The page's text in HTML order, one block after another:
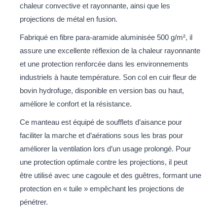
chaleur convective et rayonnante, ainsi que les
projections de métal en fusion.
Fabriqué en fibre para-aramide aluminisée 500 g/m², il
assure une excellente réflexion de la chaleur rayonnante
et une protection renforcée dans les environnements
industriels à haute température. Son col en cuir fleur de
bovin hydrofuge, disponible en version bas ou haut,
améliore le confort et la résistance.
Ce manteau est équipé de soufflets d’aisance pour
faciliter la marche et d’aérations sous les bras pour
améliorer la ventilation lors d’un usage prolongé. Pour
une protection optimale contre les projections, il peut
être utilisé avec une cagoule et des guêtres, formant une
protection en « tuile » empêchant les projections de
pénétrer.